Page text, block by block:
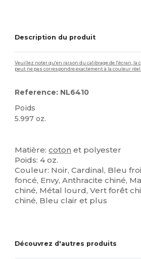
Description du produit
Veuillez noter qu'en raison du calibrage de l'écran, la
peut ne pas correspondre exactement à la couleur
Reference: NL6410
Poids
5.997 oz.
Matière:coton et polyester
Poids: 4 oz.
Couleur: Noir, Cardinal, Bleu
foncé, Envy, Anthracite chiné,
chiné, Métal lourd, Vert forêt
chiné, Bleu clair et plus
Découvrez d'autres produits